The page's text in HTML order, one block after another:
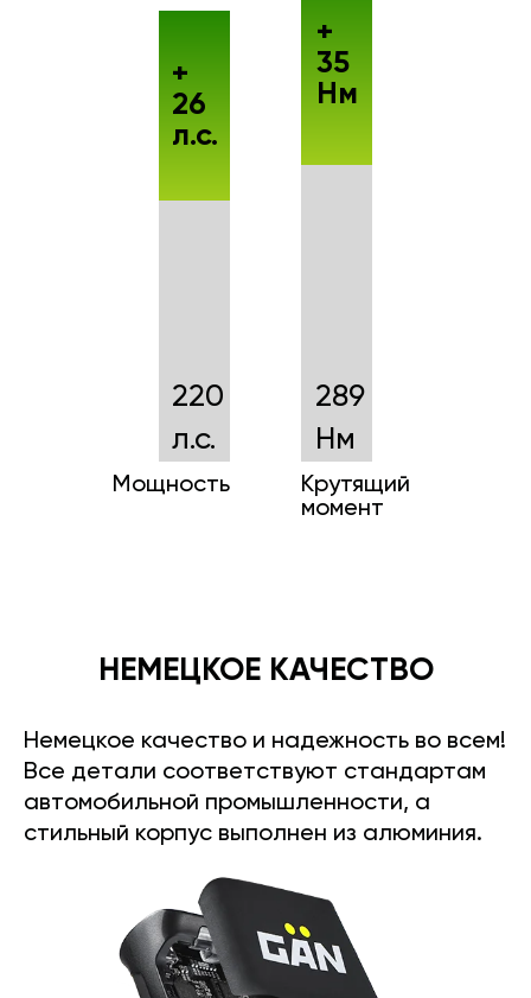
220
л.с.
Мощность
+
26
л.с.
289
Нм
Крутящий
момент
+
35
Нм
НЕМЕЦКОЕ КАЧЕСТВО
Немецкое качество и надежность во всем!
Все детали соответствуют стандартам
автомобильной промышленности, а
стильный корпус выполнен из алюминия.